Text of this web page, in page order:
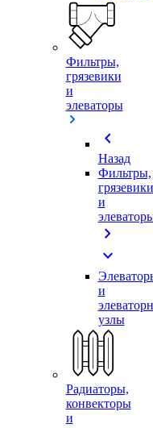
Фильтры,
грязевики
и
элеваторы
chevron_left
Назад
Фильтры,
грязевики
и
chevron_right
expand_more
и
узлы
Радиаторы,
конвекторы
и